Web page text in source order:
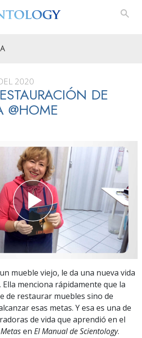
2020
DE
@HOME
mueble viejo, le da una nueva vida
Ella menciona rápidamente que la
de restaurar muebles sino de
esas metas. Y esa es una de
de vida que aprendió en el
en El Manual de Scientology.